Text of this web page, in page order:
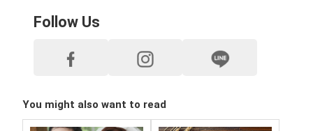
Follow Us
You might also want to read